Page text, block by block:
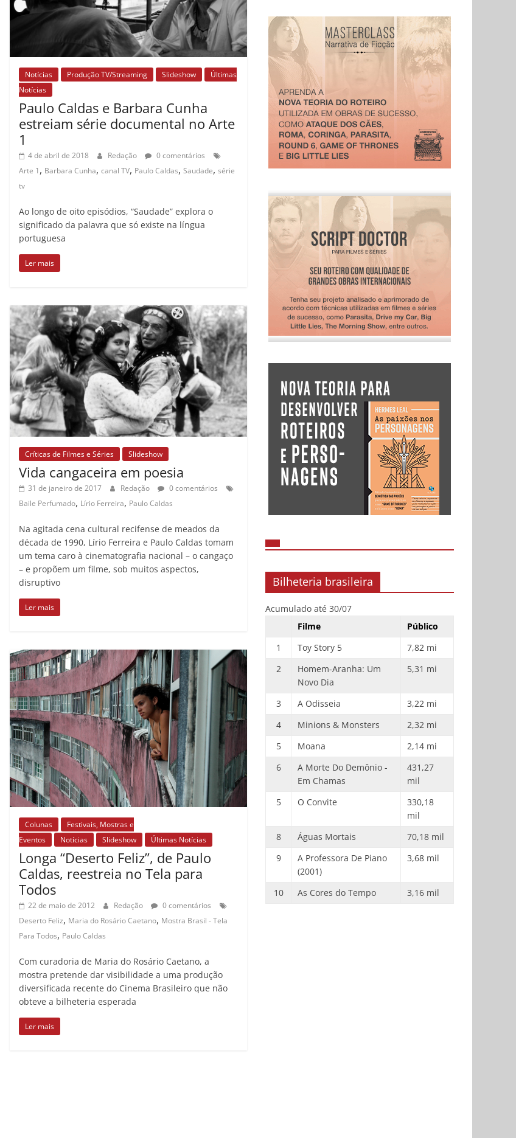
Notícias Produção TV/Streaming Slideshow
Últimas
Notícias
Paulo Caldas e Barbara Cunha
estreiam série documental no Arte
1
4 de abril de 2018 Redação
0 comentários
Arte 1, Barbara Cunha,canal TV, Paulo Caldas,Saudade,série
tv
Ao longo de oito episódios, “Saudade” explora o
significado da palavra que só existe na língua
portuguesa
Ler mais
Críticas de Filmes e Séries Slideshow
Vida cangaceira em poesia
31 de janeiro de 2017 Redação
0 comentários
Baile Perfumado, Lírio Ferreira, Paulo Caldas
Na agitada cena cultural recifense de meados da
década de 1990, Lírio Ferreira e Paulo Caldas tomam
um tema caro à cinematografia nacional – o cangaço
– e propõem um filme, sob muitos aspectos,
disruptivo
Ler mais
Colunas
Festivais, Mostras e
Eventos
Notícias Slideshow Últimas Notícias
Longa “Deserto Feliz”, de Paulo
Caldas, reestreia no Tela para
Todos
22 de maio de 2012 Redação
0 comentários
Deserto Feliz, Maria do Rosário Caetano, Mostra Brasil - Tela
Para Todos, Paulo Caldas
Com curadoria de Maria do Rosário Caetano, a
mostra pretende dar visibilidade a uma produção
diversificada recente do Cinema Brasileiro que não
obteve a bilheteria esperada
Ler mais
Bilheteria brasileira
Acumulado até 30/07
Filme
Público
1
Toy Story 5
7,82 mi
2
Homem-Aranha: Um
Novo Dia
5,31 mi
3 A Odisseia
3,22 mi
4
Minions & Monsters
2,32 mi
5
Moana
2,14 mi
6
A Morte Do Demônio -
Em Chamas
431,27
mil
5
O Convite
330,18
mil
8
Águas Mortais
70,18 mil
9
A Professora De Piano
(2001)
3,68 mil
10 As Cores do Tempo 3,16 mil